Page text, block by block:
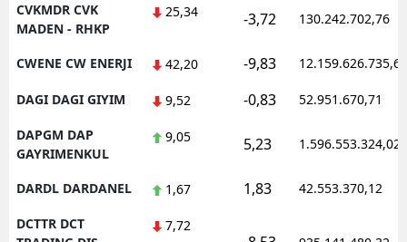
CVKMDR CVK
MADEN - RHKP
25,34 -3,72 130.242.702,76
CWENE CW ENERJI 42,20 -9,83 12.159.626.735,62
DAGI DAGI GIYIM 9,52 -0,83 52.951.670,71
DAPGM DAP
GAYRIMENKUL
9,05 5,23 1.596.553.324,02
DARDL DARDANEL 1,67 1,83 42.553.370,12
DCTTR DCT
7,72